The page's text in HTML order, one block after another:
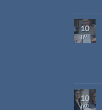
10
јул
10
јул